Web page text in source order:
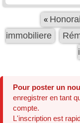
«
immobiliere
Pour poster un
enregistrer en tant
compte.
L'inscription est